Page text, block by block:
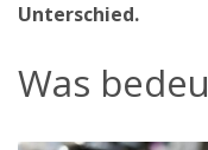
Unterschied.
Was